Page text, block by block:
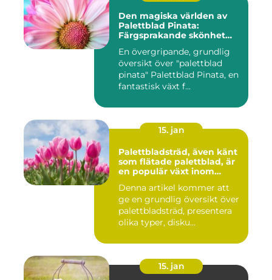
Den magiska världen av
Palettblad Pinata:
Färgsprakande skönhet
En övergripande, grundlig
översikt över "palettblad
pinata" Palettblad Pinata, en
fantastisk växt f...
15. jan
Palettbladsträd, även känt
som flätade palettblad, är
en populär växt inom
trädgårdsskötsel på grund
av sitt unika utseende och
sin mångsidighet
Denna artikel kommer att
ge en grundlig översikt över
palettbladsträd, presentera
olika typer, disku...
15. jan